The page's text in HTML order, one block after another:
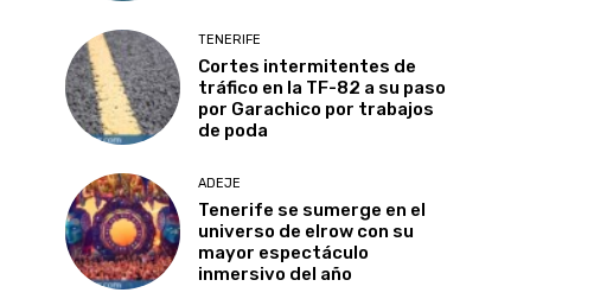
TENERIFE
Cortes intermitentes de
tráfico en la TF-82 a su paso
por Garachico por trabajos
de poda
ADEJE
Tenerife se sumerge en el
universo de elrow con su
mayor espectáculo
inmersivo del año